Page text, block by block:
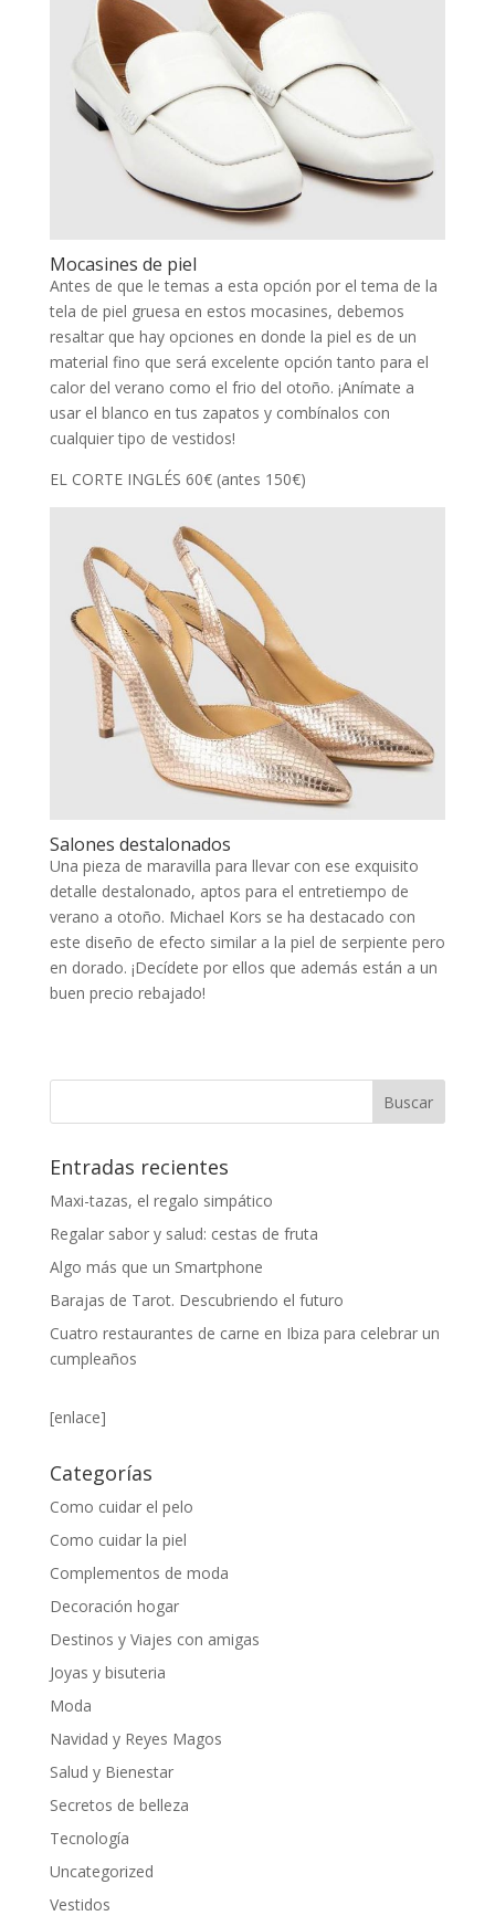
Mocasines de piel
Antes de que le temas a esta opción por el tema de la
tela de piel gruesa en estos mocasines, debemos
resaltar que hay opciones en donde la piel es de un
material fino que será excelente opción tanto para el
calor del verano como el frio del otoño. ¡Anímate a
usar el blanco en tus zapatos y combínalos con
cualquier tipo de vestidos!
EL CORTE INGLÉS 60€ (antes 150€)
Salones destalonados
Una pieza de maravilla para llevar con ese exquisito
detalle destalonado, aptos para el entretiempo de
verano a otoño. Michael Kors se ha destacado con
este diseño de efecto similar a la piel de serpiente pero
en dorado. ¡Decídete por ellos que además están a un
buen precio rebajado!
Entradas recientes
Maxi-tazas, el regalo simpático
Regalar sabor y salud: cestas de fruta
Algo más que un Smartphone
Barajas de Tarot. Descubriendo el futuro
Cuatro restaurantes de carne en Ibiza para celebrar un
cumpleaños
[enlace]
Categorías
Como cuidar el pelo
Como cuidar la piel
Complementos de moda
Decoración hogar
Destinos y Viajes con amigas
Joyas y bisuteria
Moda
Navidad y Reyes Magos
Salud y Bienestar
Secretos de belleza
Tecnología
Uncategorized
Vestidos